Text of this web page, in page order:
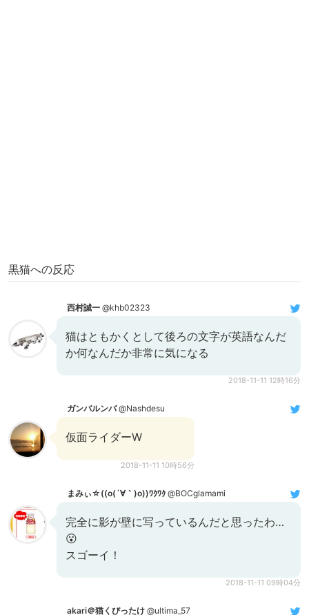
黒猫への反応
西村誠一 @khb02323
猫はともかくとして後ろの文字が英語なんだ
か何なんだか非常に気になる
2018-11-11 12時16分
ガンバルンバ@Nashdesu
仮面ライダーW
2018-11-11 10時56分
まみぃ☆((o(´∀｀)o))ﾜｸﾜｸ @BOCglamami
完全に影が壁に写っているんだと思ったわ…
😮
スゴーイ！
2018-11-11 09時04分
akari＠猫くびったけ @ultima_57